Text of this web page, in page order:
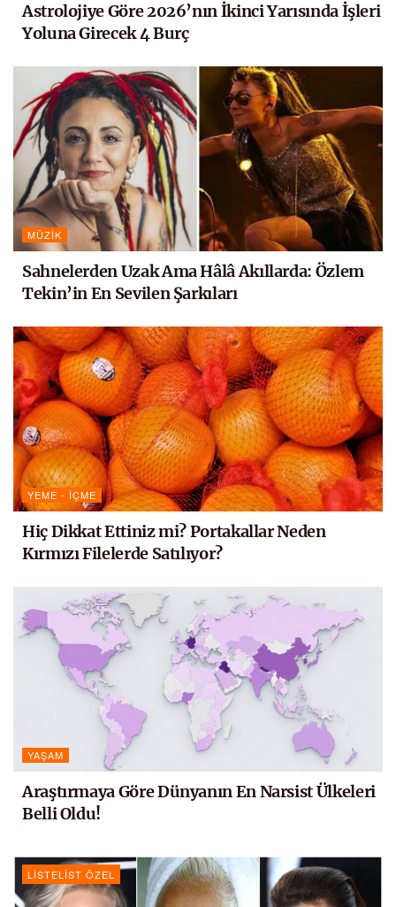
Astrolojiye Göre 2026’nın İkinci Yarısında İşleri
Yoluna Girecek 4 Burç
MÜZIK
Sahnelerden Uzak Ama Hâlâ Akıllarda: Özlem
Tekin’in En Sevilen Şarkıları
YEME - İÇME
Hiç Dikkat Ettiniz mi? Portakallar Neden
Kırmızı Filelerde Satılıyor?
YAŞAM
Araştırmaya Göre Dünyanın En Narsist Ülkeleri
Belli Oldu!
LISTELIST ÖZEL